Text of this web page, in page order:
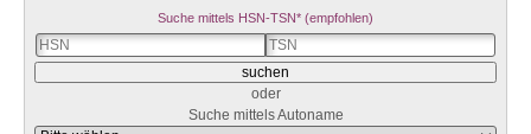
Suche mittels HSN-TSN* (empfohlen)
oder
Suche mittels Autoname